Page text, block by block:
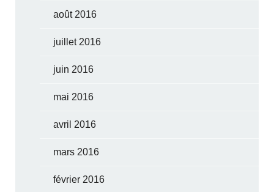
août 2016
juillet 2016
juin 2016
mai 2016
avril 2016
mars 2016
février 2016